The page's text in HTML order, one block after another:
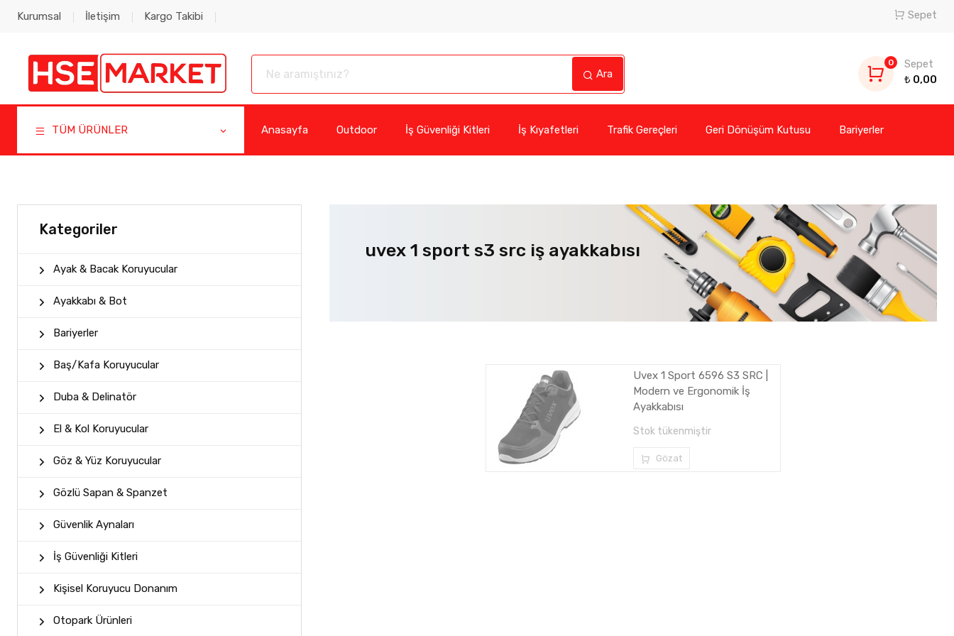
Kurumsal İletişim Kargo Takibi Sepet
Ara
0
Sepet
₺ 0,00
TÜM ÜRÜNLER Anasayfa Outdoor İş Güvenliği Kitleri İş Kıyafetleri Trafik Gereçleri Geri Dönüşüm Kutusu Bariyerler
Kategoriler
Ayak & Bacak Koruyucular
Ayakkabı & Bot
Bariyerler
Baş/Kafa Koruyucular
Duba & Delinatör
El & Kol Koruyucular
Göz & Yüz Koruyucular
Gözlü Sapan & Spanzet
Güvenlik Aynaları
İş Güvenliği Kitleri
Kişisel Koruyucu Donanım
Otopark Ürünleri
uvex 1 sport s3 src iş ayakkabısı
Uvex 1 Sport 6596 S3 SRC |
Modern ve Ergonomik İş
Ayakkabısı
Stok tükenmiştir
Gözat